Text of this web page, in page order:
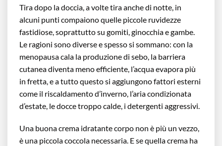
Tira dopo la doccia, a volte tira anche di notte, in
alcuni punti compaiono quelle piccole ruvidezze
fastidiose, soprattutto su gomiti, ginocchia e gambe.
Le ragioni sono diverse e spesso si sommano: con la
menopausa cala la produzione di sebo, la barriera
cutanea diventa meno efficiente, l’acqua evapora più
in fretta, e a tutto questo si aggiungono fattori esterni
come il riscaldamento d’inverno, l’aria condizionata
d’estate, le docce troppo calde, i detergenti aggressivi.
Una buona crema idratante corpo non è più un vezzo,
è una piccola coccola necessaria. E se quella crema ha